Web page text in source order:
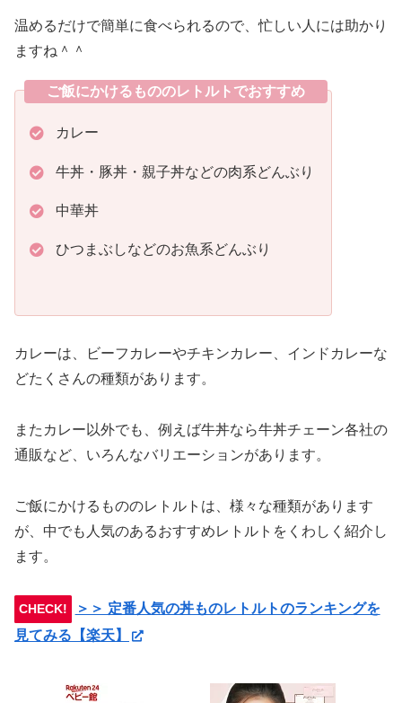
温めるだけで簡単に食べられるので、忙しい人には助かり
ますね＾＾
ご飯にかけるもののレトルトでおすすめ
カレー
牛丼・豚丼・親子丼などの肉系どんぶり
中華丼
ひつまぶしなどのお魚系どんぶり
カレーは、ビーフカレーやチキンカレー、インドカレーな
どたくさんの種類があります。
またカレー以外でも、例えば牛丼なら牛丼チェーン各社の
通販など、いろんなバリエーションがあります。
ご飯にかけるもののレトルトは、様々な種類があります
が、中でも人気のあるおすすめレトルトをくわしく紹介し
ます。
CHECK!
＞＞ 定番人気の丼ものレトルトのランキングを
見てみる【楽天】